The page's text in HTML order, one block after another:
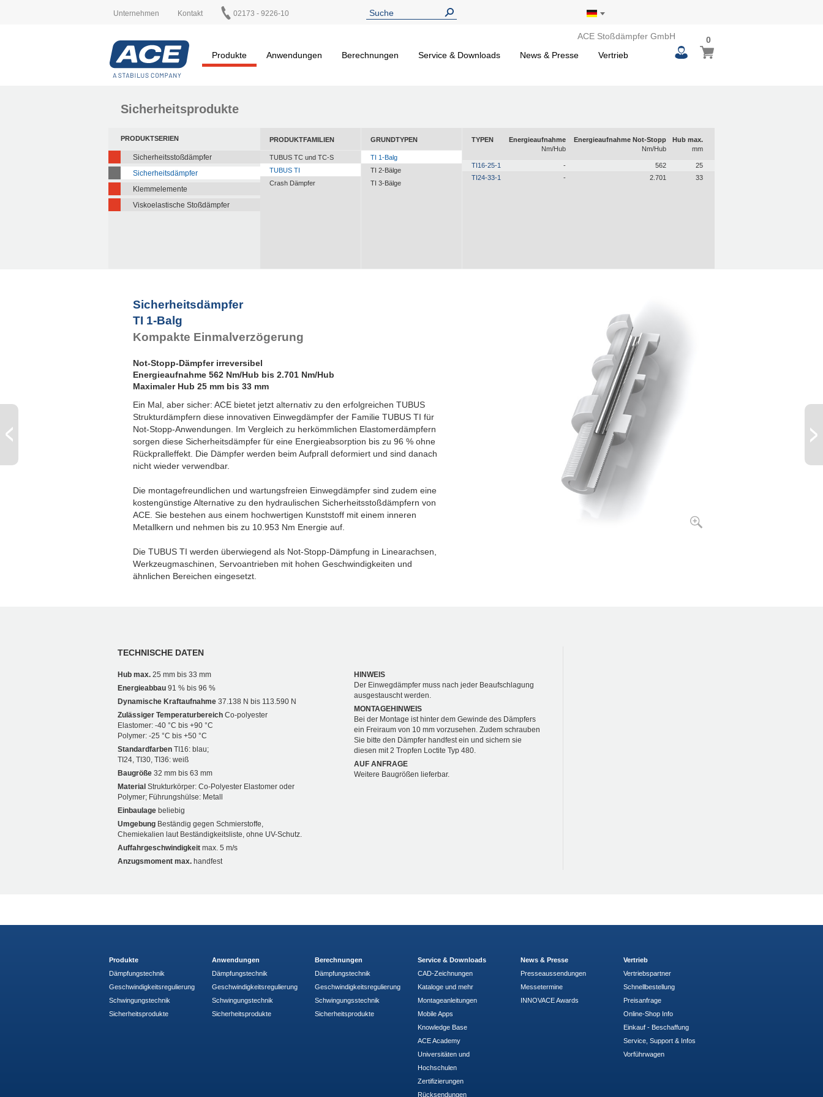
Unternehmen Kontakt 02173 - 9226-10
ACE Stoßdämpfer GmbH
Produkte
Anwendungen Berechnungen Service & Downloads News & Presse Vertrieb
0
Sicherheitsprodukte
PRODUKTSERIEN
Sicherheitsstoßdämpfer
Sicherheitsdämpfer
Klemmelemente
Viskoelastische Stoßdämpfer
PRODUKTFAMILIEN
TUBUS TC und TC-S
TUBUS TI
Crash Dämpfer
GRUNDTYPEN
TI 1-Balg
TI 2-Bälge
TI 3-Bälge
TYPEN
Energieaufnahme
Nm/Hub
Energieaufnahme Not-Stopp
Nm/Hub
Hub max.
mm
TI16-25-1 - 562
25
TI24-33-1
- 2.701 33
Sicherheitsdämpfer
TI 1-Balg
Kompakte Einmalverzögerung
Not-Stopp-Dämpfer irreversibel
Energieaufnahme 562 Nm/Hub bis 2.701 Nm/Hub
Maximaler Hub 25 mm bis 33 mm
Ein Mal, aber sicher: ACE bietet jetzt alternativ zu den erfolgreichen TUBUS
Strukturdämpfern diese innovativen Einwegdämpfer der Familie TUBUS TI für
Not-Stopp-Anwendungen. Im Vergleich zu herkömmlichen Elastomerdämpfern
sorgen diese Sicherheitsdämpfer für eine Energieabsorption bis zu 96 % ohne
Rückpralleffekt. Die Dämpfer werden beim Aufprall deformiert und sind danach
nicht wieder verwendbar.
Die montagefreundlichen und wartungsfreien Einwegdämpfer sind zudem eine
kostengünstige Alternative zu den hydraulischen Sicherheitsstoßdämpfern von
ACE. Sie bestehen aus einem hochwertigen Kunststoff mit einem inneren
Metallkern und nehmen bis zu 10.953 Nm Energie auf.
Die TUBUS TI werden überwiegend als Not-Stopp-Dämpfung in Linearachsen,
Werkzeugmaschinen, Servoantrieben mit hohen Geschwindigkeiten und
ähnlichen Bereichen eingesetzt.
TECHNISCHE DATEN
Hub max. 25 mm bis 33 mm
Energieabbau 91 % bis 96 %
Dynamische Kraftaufnahme 37.138 N bis 113.590 N
Zulässiger Temperaturbereich Co-polyester
Elastomer: -40 °C bis +90 °C
Polymer: -25 °C bis +50 °C
Standardfarben TI16: blau;
TI24, TI30, TI36: weiß
Baugröße 32 mm bis 63 mm
Material Strukturkörper: Co-Polyester Elastomer oder
Polymer; Führungshülse: Metall
Einbaulage beliebig
Umgebung Beständig gegen Schmierstoffe,
Chemiekalien laut Beständigkeitsliste, ohne UV-Schutz.
Auffahrgeschwindigkeit max. 5 m/s
Anzugsmoment max. handfest
HINWEIS
Der Einwegdämpfer muss nach jeder Beaufschlagung
ausgestauscht werden.
MONTAGEHINWEIS
Bei der Montage ist hinter dem Gewinde des Dämpfers
ein Freiraum von 10 mm vorzusehen. Zudem schrauben
Sie bitte den Dämpfer handfest ein und sichern sie
diesen mit 2 Tropfen Loctite Typ 480.
AUF ANFRAGE
Weitere Baugrößen lieferbar.
Produkte
Dämpfungstechnik
Geschwindigkeitsregulierung
Schwingungstechnik
Sicherheitsprodukte
Anwendungen
Dämpfungstechnik
Geschwindigkeitsregulierung
Schwingungstechnik
Sicherheitsprodukte
Berechnungen
Dämpfungstechnik
Geschwindigkeitsregulierung
Schwingungsstechnik
Sicherheitsprodukte
Service & Downloads
CAD-Zeichnungen
Kataloge und mehr
Montageanleitungen
Mobile Apps
Knowledge Base
ACE Academy
Universitäten und
Hochschulen
Zertifizierungen
Rücksendungen
News & Presse
Presseaussendungen
Messetermine
INNOVACE Awards
Vertrieb
Vertriebspartner
Schnellbestellung
Preisanfrage
Online-Shop Info
Einkauf - Beschaffung
Service, Support & Infos
Vorführwagen